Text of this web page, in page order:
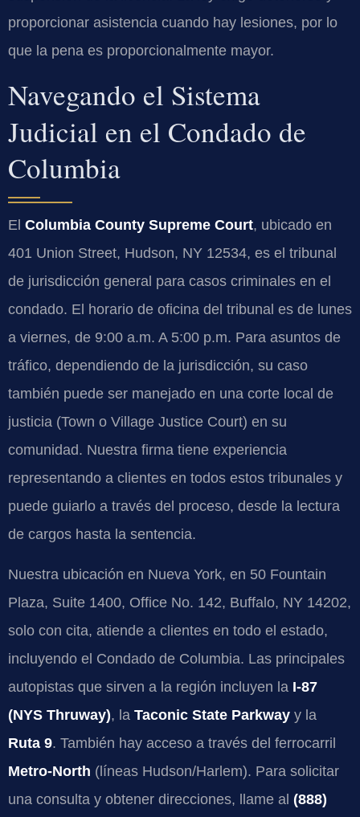
proporcionar asistencia cuando hay lesiones, por lo
que la pena es proporcionalmente mayor.
Navegando el Sistema
Judicial en el Condado de
Columbia
El Columbia County Supreme Court, ubicado en
401 Union Street, Hudson, NY 12534, es el tribunal
de jurisdicción general para casos criminales en el
condado. El horario de oficina del tribunal es de lunes
a viernes, de 9:00 a.m. A 5:00 p.m. Para asuntos de
tráfico, dependiendo de la jurisdicción, su caso
también puede ser manejado en una corte local de
justicia (Town o Village Justice Court) en su
comunidad. Nuestra firma tiene experiencia
representando a clientes en todos estos tribunales y
puede guiarlo a través del proceso, desde la lectura
de cargos hasta la sentencia.
Nuestra ubicación en Nueva York, en 50 Fountain
Plaza, Suite 1400, Office No. 142, Buffalo, NY 14202,
solo con cita, atiende a clientes en todo el estado,
incluyendo el Condado de Columbia. Las principales
autopistas que sirven a la región incluyen la I-87
(NYS Thruway), la Taconic State Parkway y la
Ruta 9. También hay acceso a través del ferrocarril
Metro-North (líneas Hudson/Harlem). Para solicitar
una consulta y obtener direcciones, llame al (888)